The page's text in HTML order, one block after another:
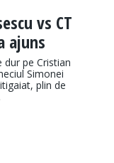
vs CT
ajuns
pe Cristian
Simonei
plin de